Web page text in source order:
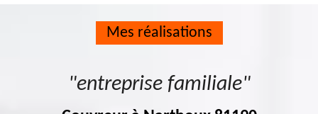
Mes réalisations
"entreprise familiale"